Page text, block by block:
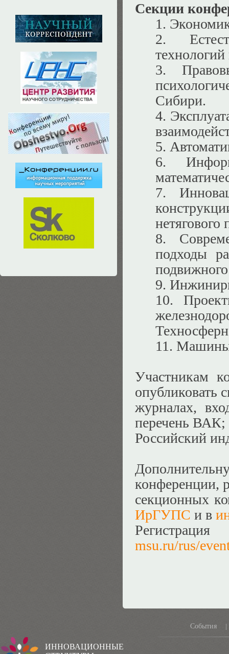
Секции
1.
2.
технологий
3.
Сибири.
4.
5.
6.
7.
нетягового
8.
подходы
подвижного
9.
10.
11. Машины
Участникам
опубликовать
журналах,
перечень ВАК;
Российский
конференции,
секционных
ИрГУПС и в
msu.ru/rus/
События |
ИННОВАЦИОННЫЕ